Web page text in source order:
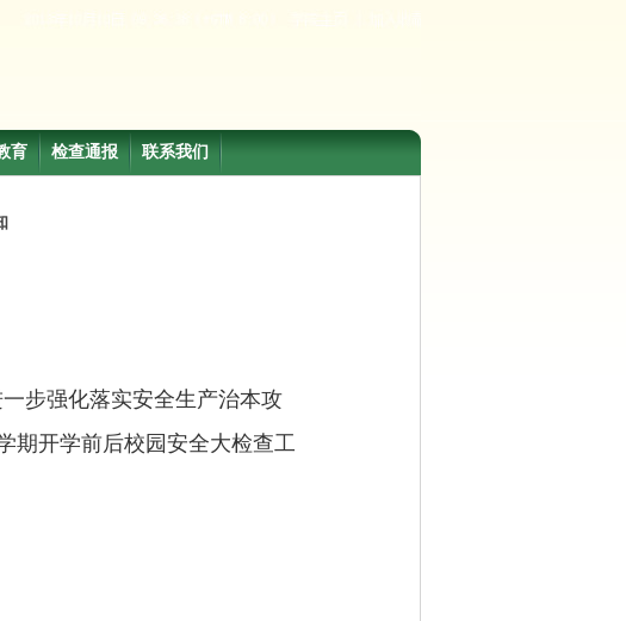
育 检查通报 联系我们
步强化落实安全生产治本攻
期开学前后校园安全大检查工